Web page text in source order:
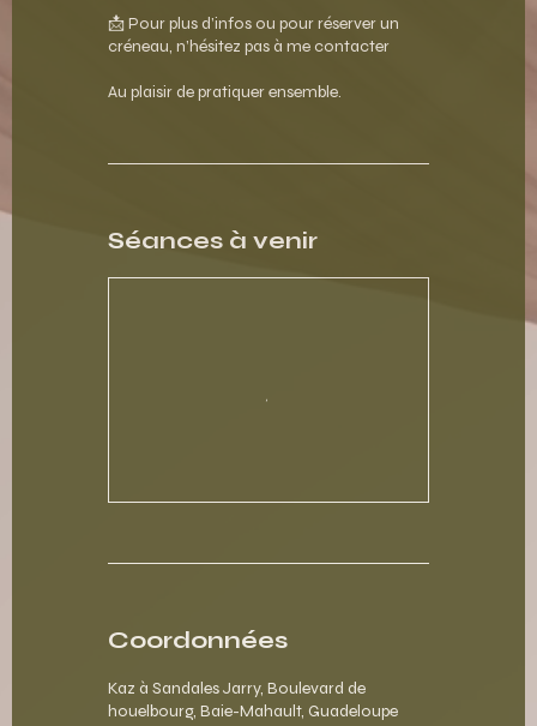
📩 Pour plus d’infos ou pour réserver un
créneau, n’hésitez pas à me contacter
Séances à venir
Coordonnées
Kaz à Sandales Jarry, Boulevard de
houelbourg, Baie-Mahault, Guadeloupe